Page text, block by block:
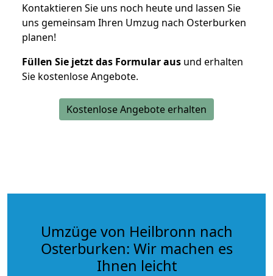
Kontaktieren Sie uns noch heute und lassen Sie
uns gemeinsam Ihren Umzug nach Osterburken
planen!
Füllen Sie jetzt das Formular aus und erhalten
Sie kostenlose Angebote.
Kostenlose Angebote erhalten
Umzüge von Heilbronn nach
Osterburken: Wir machen es
Ihnen leicht